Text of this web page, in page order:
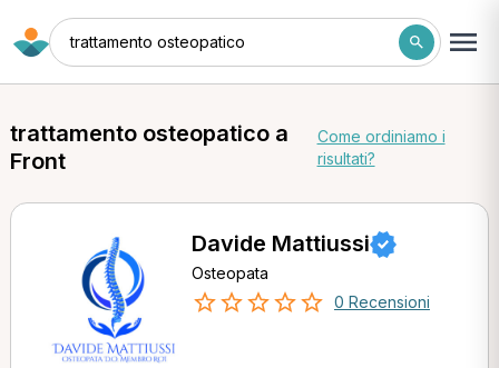
trattamento osteopatico
trattamento osteopatico a
Front
Come ordiniamo i
risultati?
Davide Mattiussi
Osteopata
0 Recensioni